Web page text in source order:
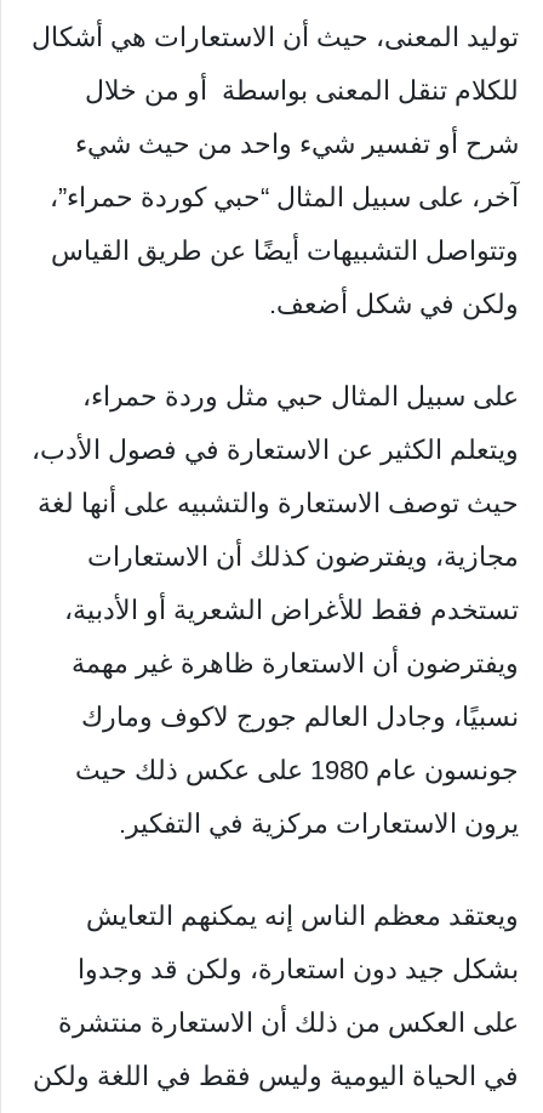
توليد المعنى، حيث أن الاستعارات هي أشكال
للكلام تنقل المعنى بواسطة أو من خلال
شرح أو تفسير شيء واحد من حيث شيء
آخر، على سبيل المثال “حبي كوردة حمراء”،
وتتواصل التشبيهات أيضًا عن طريق القياس
ولكن في شكل أضعف.
على سبيل المثال حبي مثل وردة حمراء،
ويتعلم الكثير عن الاستعارة في فصول الأدب،
حيث توصف الاستعارة والتشبيه على أنها لغة
مجازية، ويفترضون كذلك أن الاستعارات
تستخدم فقط للأغراض الشعرية أو الأدبية،
ويفترضون أن الاستعارة ظاهرة غير مهمة
نسبيًا، وجادل العالم جورج لاكوف ومارك
جونسون عام 1980 على عكس ذلك حيث
يرون الاستعارات مركزية في التفكير.
ويعتقد معظم الناس إنه يمكنهم التعايش
بشكل جيد دون استعارة، ولكن قد وجدوا
على العكس من ذلك أن الاستعارة منتشرة
في الحياة اليومية وليس فقط في اللغة ولكن